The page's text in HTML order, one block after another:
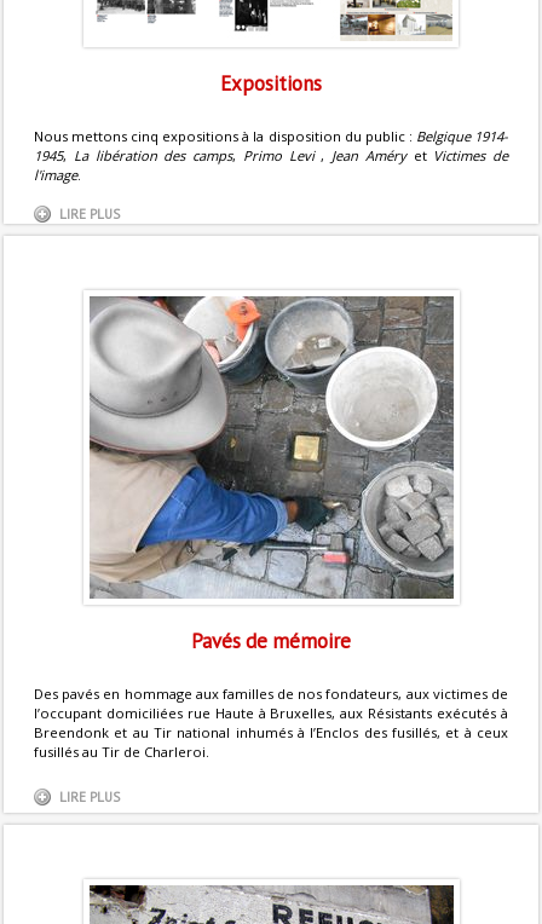
Expositions
Nous mettons cinq expositions à la disposition du public : Belgique 1914-
1945, La libération des camps, Primo Levi , Jean Améryet Victimes de
l'image.
LIRE PLUS
Pavés de mémoire
Des pavés en hommage aux familles de nos fondateurs, aux victimes de
l’occupant domiciliées rue Haute à Bruxelles, aux Résistants exécutés à
Breendonk et au Tir national inhumés à l’Enclos des fusillés, et à ceux
fusillés au Tir de Charleroi.
LIRE PLUS